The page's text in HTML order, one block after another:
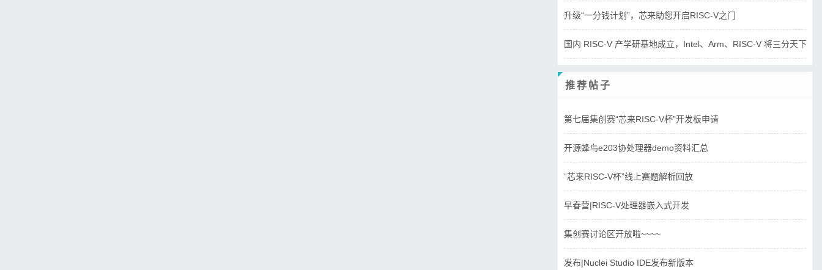
升级“一分钱计划”，芯来助您开启RISC-V之门
国内 RISC-V 产学研基地成立，Intel、Arm、RISC-V 将三分天下？
推荐帖子
第七届集创赛“芯来RISC-V杯”开发板申请
开源蜂鸟e203协处理器demo资料汇总
“芯来RISC-V杯”线上赛题解析回放
早春营|RISC-V处理器嵌入式开发
集创赛讨论区开放啦~~~~
发布|Nuclei Studio IDE发布新版本